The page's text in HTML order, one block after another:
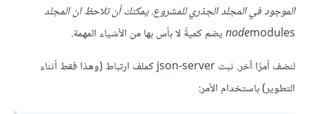
الموجود في المجلد الجذري للمشروع. يمكنك أن تلاحظ ان المجلد
nodemodules يضم كميةً لا بأس بها من الأشياء المهمة.
لنضف أمرًا آخر. ثبت json-server كملف ارتباط (وهذا فقط أثناء
التطوير) باستخدام الأمر: